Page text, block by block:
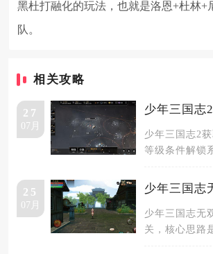
黑杜打融化的玩法，也就是洛恩+杜林+
队。
相关攻略
27
07月
少年三国志
少年三国志2
等级条件解锁
兑换、
25
07月
少年三国志
少年三国志无
关，核心思路